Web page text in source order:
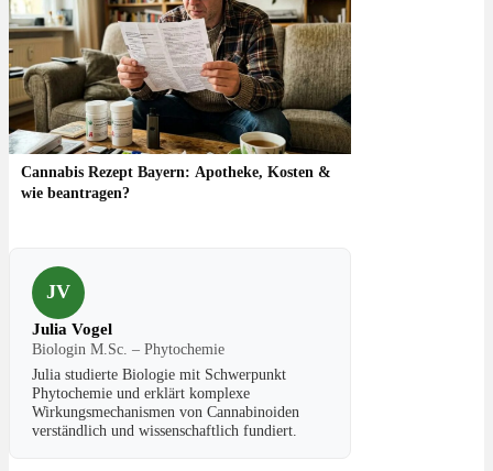
Cannabis Rezept Bayern: Apotheke, Kosten &
wie beantragen?
JV
Julia Vogel
Biologin M.Sc. – Phytochemie
Julia studierte Biologie mit Schwerpunkt
Phytochemie und erklärt komplexe
Wirkungsmechanismen von Cannabinoiden
verständlich und wissenschaftlich fundiert.